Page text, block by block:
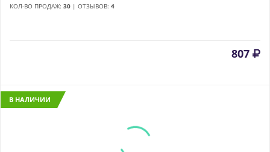
КОЛ-ВО ПРОДАЖ: 30 | ОТЗЫВОВ: 4
807
В НАЛИЧИИ